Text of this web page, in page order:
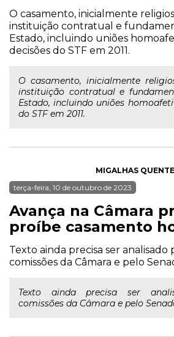
O casamento, inicialmente
instituição contratual e
Estado, incluindo uniões
decisões do STF em 2011.
O casamento, inicialmente
instituição contratual e
Estado, incluindo uniões
do STF em 2011.
MIGALHAS
terça-feira, 10 de outubro de 2023
Avança na Câmara
proíbe casamento
Texto ainda precisa ser analisado
comissões da Câmara e pelo
Texto ainda precisa ser
comissões da Câmara e pelo